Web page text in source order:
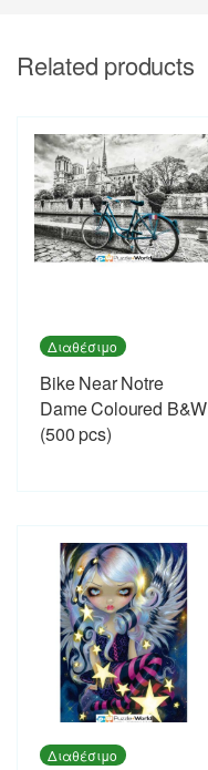
Related products
Διαθέσιμο
Bike Near Notre
Dame Coloured B&W
(500 pcs)
Διαθέσιμο